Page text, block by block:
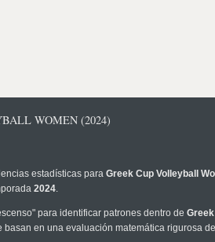
WOMEN (2024)
estadísticas para Greek Cup Volleyball
2024.
para identificar patrones dentro de
en una evaluación matemática rigurosa